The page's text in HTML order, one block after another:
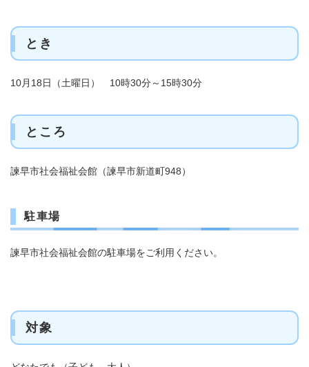
とき
10月18日（土曜日） 10時30分～15時30分
ところ
諫早市社会福祉会館（諫早市新道町948）
駐車場
諫早市社会福祉会館の駐車場をご利用ください。
対象